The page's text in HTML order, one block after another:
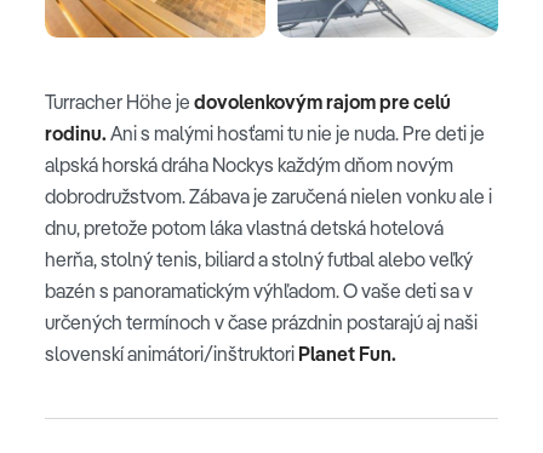
Turracher Höhe je dovolenkovým rajom pre celú
rodinu. Ani s malými hosťami tu nie je nuda. Pre deti je
alpská horská dráha Nockys každým dňom novým
dobrodružstvom. Zábava je zaručená nielen vonku ale i
dnu, pretože potom láka vlastná detská hotelová
herňa, stolný tenis, biliard a stolný futbal alebo veľký
bazén s panoramatickým výhľadom. O vaše deti sa v
určených termínoch v čase prázdnin postarajú aj naši
slovenskí animátori/inštruktori Planet Fun.